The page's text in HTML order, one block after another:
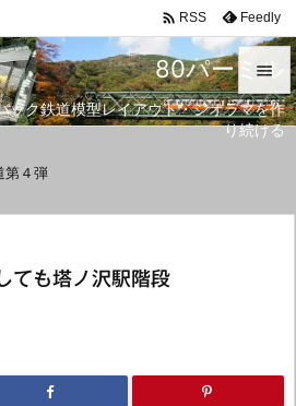
80パーミル
ック鉄道模型レイアウト・ジオラマを作
り続ける


メニュ
 RSS Feedly
第４弾
も塔ノ沢駅階段